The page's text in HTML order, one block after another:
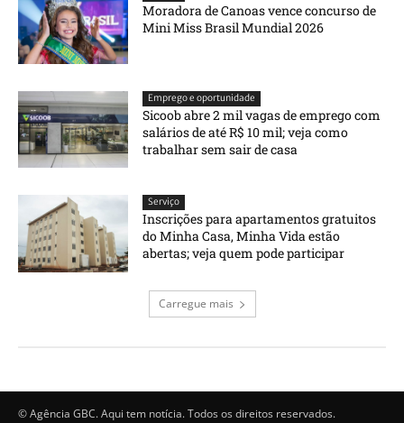
Moradora de Canoas vence concurso de
Mini Miss Brasil Mundial 2026
Emprego e oportunidade
Sicoob abre 2 mil vagas de emprego com
salários de até R$ 10 mil; veja como
trabalhar sem sair de casa
Serviço
Inscrições para apartamentos gratuitos
do Minha Casa, Minha Vida estão
abertas; veja quem pode participar
Carregue mais
© Agência GBC. Aqui tem notícia. Todos os direitos reservados.